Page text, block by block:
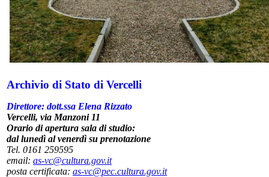
Archivio di Stato di Vercelli
Direttore: dott.ssa Elena Rizzato
Vercelli, via Manzoni 11
Orario di apertura sala di studio:
dal lunedì al venerdì su prenotazione
Tel. 0161 259595
email: as-vc@cultura.gov.it
posta certificata: as-vc@pec.cultura.gov.it